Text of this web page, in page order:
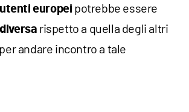
utenti europei potrebbe essere
rispetto a quella degli altri
andare incontro a tale